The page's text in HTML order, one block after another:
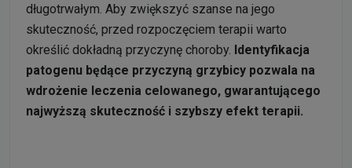
długotrwałym. Aby zwiększyć szanse na jego
skuteczność, przed rozpoczęciem terapii warto
określić dokładną przyczynę choroby. Identyfikacja
patogenu będące przyczyną grzybicy pozwala na
wdrożenie leczenia celowanego, gwarantującego
najwyższą skuteczność i szybszy efekt terapii.